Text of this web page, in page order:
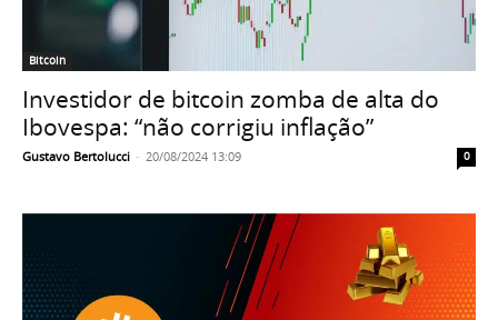
Bitcoin
Investidor de bitcoin zomba de alta do
Ibovespa: “não corrigiu inflação”
Gustavo Bertolucci - 20/08/2024 13:09 0